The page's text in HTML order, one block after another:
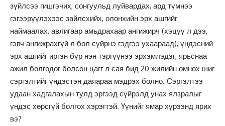
зүйлсээ гишгэчих, сонгуульд луйвардах, ард түмнээ
гэгээрүүлэхээс зайлсхийх, олонхийн эрх ашгийг
наймаалах, авлигаар амьдрахаар ангижирч (хэцүү л дээ,
гэвч ангижрахгүй л бол сүйрнэ гэдгээ ухаараад), үндэсний
эрх ашгийг иргэн бүр нэн тэргүүнээ эрхэмлэдэг, ярьснаа
ажил болгодог болсон цагг л сая бид 20 жилийн өмнөх шиг
сэргэлтийг үндэстэн даяараа мэдрэх болно. Сэргэлтээ
удаан хадгалахын тулд эргээд сүйрэлд унах ялзралыг
үндэс хөрсгүй болгох хэрэгтэй. Үүнийг ямар хүрээнд ярих
вэ?